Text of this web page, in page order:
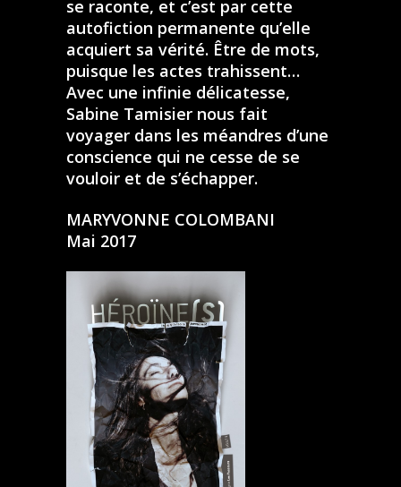
se raconte, et c’est par cette
autofiction permanente qu’elle
acquiert sa vérité. Être de mots,
puisque les actes trahissent…
Avec une infinie délicatesse,
Sabine Tamisier nous fait
voyager dans les méandres d’une
conscience qui ne cesse de se
vouloir et de s’échapper.
MARYVONNE COLOMBANI
Mai 2017